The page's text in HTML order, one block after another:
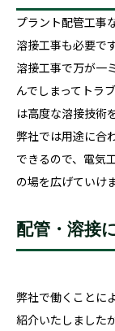
プラント配管工事
溶接工事も必要です
溶接工事で万が一
んでしまってトラ
は高度な溶接技術
弊社では用途に合
できるので、電気
の場を広げていけ
配管・溶接
弊社で働くことに
紹介いたしました